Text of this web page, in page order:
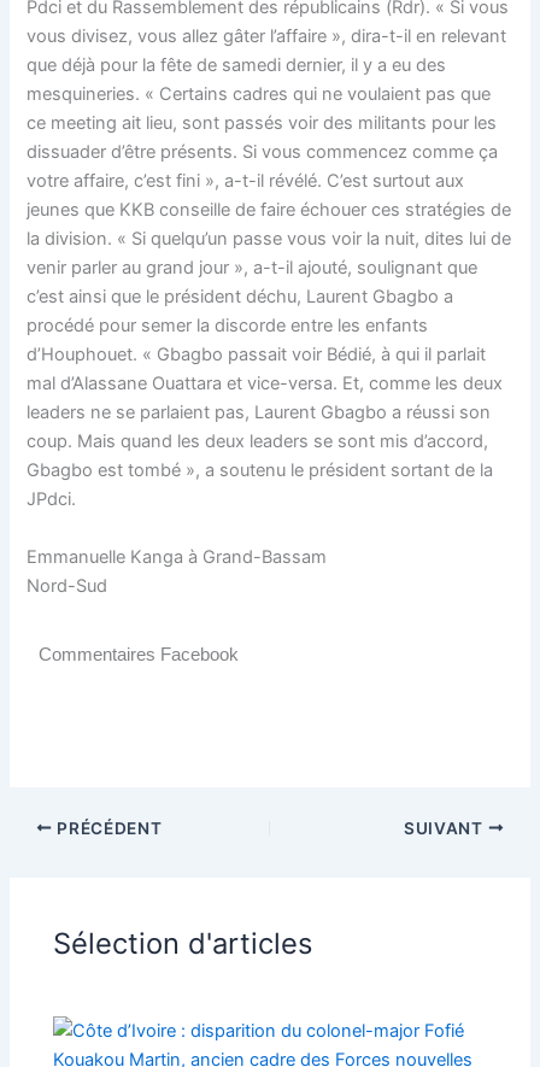
Pdci et du Rassemblement des républicains (Rdr). « Si vous
vous divisez, vous allez gâter l’affaire », dira-t-il en relevant
que déjà pour la fête de samedi dernier, il y a eu des
mesquineries. « Certains cadres qui ne voulaient pas que
ce meeting ait lieu, sont passés voir des militants pour les
dissuader d’être présents. Si vous commencez comme ça
votre affaire, c’est fini », a-t-il révélé. C’est surtout aux
jeunes que KKB conseille de faire échouer ces stratégies de
la division. « Si quelqu’un passe vous voir la nuit, dites lui de
venir parler au grand jour », a-t-il ajouté, soulignant que
c’est ainsi que le président déchu, Laurent Gbagbo a
procédé pour semer la discorde entre les enfants
d’Houphouet. « Gbagbo passait voir Bédié, à qui il parlait
mal d’Alassane Ouattara et vice-versa. Et, comme les deux
leaders ne se parlaient pas, Laurent Gbagbo a réussi son
coup. Mais quand les deux leaders se sont mis d’accord,
Gbagbo est tombé », a soutenu le président sortant de la
JPdci.
Emmanuelle Kanga à Grand-Bassam
Nord-Sud
Commentaires Facebook
PRÉCÉDENT SUIVANT
Sélection d'articles